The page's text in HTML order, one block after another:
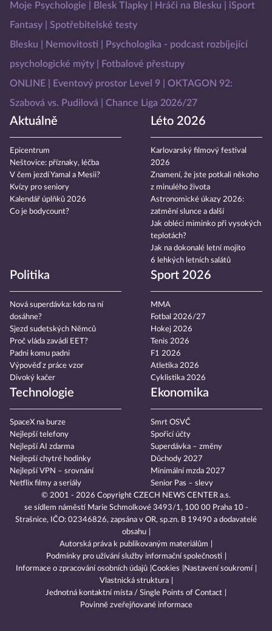
Moje Psychologie Blesk Tlapky Hráči na Blesku
iSport
Fantasy
Spotřebitelské testy
Blesku
Nemovitosti
Psychologika - podcast rozbíjející
psychologické mýty
Fotbalové přestupy
ONLINE
Eventový prostor Level 9
OKTAGON 92:
Szabová vs. Pudilová
Chance Liga 2026/27
Aktuálně
Epicentrum
Neštovice: příznaky, léčba
V čem jezdí Yamal a Mesii?
Kvízy pro seniory
Kalendář úplňků 2026
Co je bodycount?
Léto 2026
Karlovarský filmový festival
2026
Znamení, že jste potkali někoho
z minulého života
Astronomické úkazy 2026:
zatmění slunce a další
Jak obléci miminko při vysokých
teplotách?
Jak na dokonalé letní mojito
6 lehkých letních salátů
Politika
Nová superdávka: kdo na ní
dosáhne?
Sjezd sudetských Němců
Proč vláda zavádí EET?
Padni komu padni
Výpověď z práce vzor
Divoký kačer
Sport 2026
MMA
Fotbal 2026/27
Hokej 2026
Tenis 2026
F1 2026
Atletika 2026
Cyklistika 2026
Technologie
SpaceX na burze
Nejlepší telefony
Nejlepší AI zdarma
Nejlepší chytré hodinky
Nejlepší VPN – srovnání
Netflix filmy a seriály
Ekonomika
Smrt OSVČ
Spořicí účty
Superdávka – změny
Důchody 2027
Minimální mzda 2027
Senior Pas – slevy
© 2001 - 2026 Copyright CZECH NEWS CENTER a.s.
se sídlem náměstí Marie Schmolkové 3493/1, 100 00 Praha 10 -
Strašnice, IČO: 02346826, zapsána v OR, sp.zn. B 19490 a dodavatelé
obsahu
Autorská práva k publikovaným materiálům
Podmínky pro užívání služby informační společnosti
Informace o zpracování osobních údajů Cookies
Nastavení soukromí
Vlastnická struktura
Jednotná kontaktní místa / Single Points of Contact
Povinně zveřejňované informace